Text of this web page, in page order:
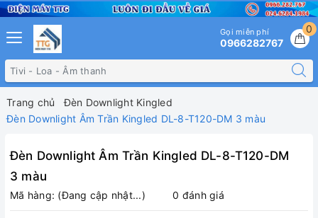
0
Gọi miễn phí
0966282767
Trang chủ
Đèn Downlight Kingled
Đèn Downlight Âm Trần Kingled DL-8-T120-DM 3 màu
Đèn Downlight Âm Trần Kingled DL-8-T120-DM
3 màu
Mã hàng: (Đang cập nhật...) 0 đánh giá